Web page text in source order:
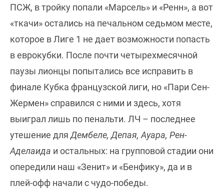
ПСЖ, в тройку попали «Марсель» и «Ренн», а вот
«ткачи» остались на печальном седьмом месте,
которое в Лиге 1 не дает возможности попасть
в еврокубки. После почти четырехмесячной
паузы лионцы попытались все исправить в
финале Кубка французской лиги, но «Пари Сен-
Жермен» справился с ними и здесь, хотя
выиграл лишь по пенальти. ЛЧ – последнее
утешение дляДембеле, Депая, Ауара, Рен-
Аделаида и остальных: на групповой стадии они
опередили наш «Зенит» и «Бенфику», да и в
плей-офф начали с чудо-победы.